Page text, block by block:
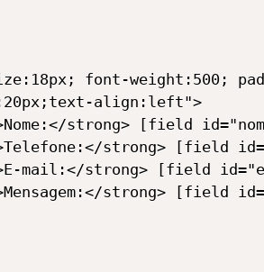
align:left">
strong> [field
strong> [field
mail:</strong> [field
strong> [field